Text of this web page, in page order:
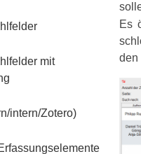
mit
intern/Zotero)
Es
den